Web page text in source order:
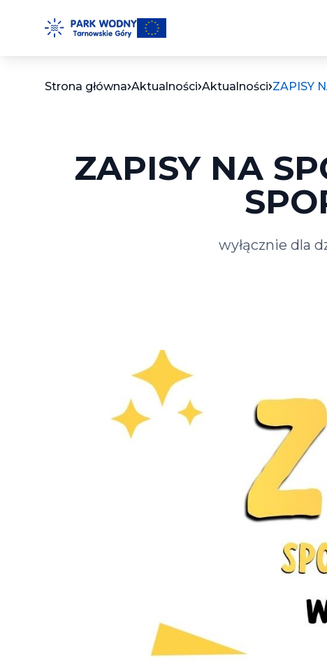
Strona główna Aktualności Aktualności ZAPISY
ZAPISY NA
wyłącznie dla